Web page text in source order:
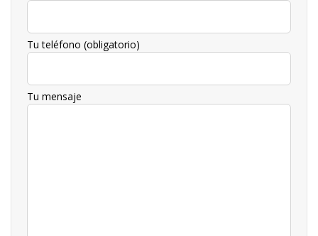
Tu teléfono (obligatorio)
Tu mensaje